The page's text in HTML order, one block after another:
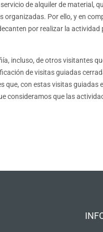
de alquiler de material,
organizadas. Por ello, y en
por realizar la
incluso, de otros visitantes
de visitas guiadas
que, con estas visitas
consideramos que las